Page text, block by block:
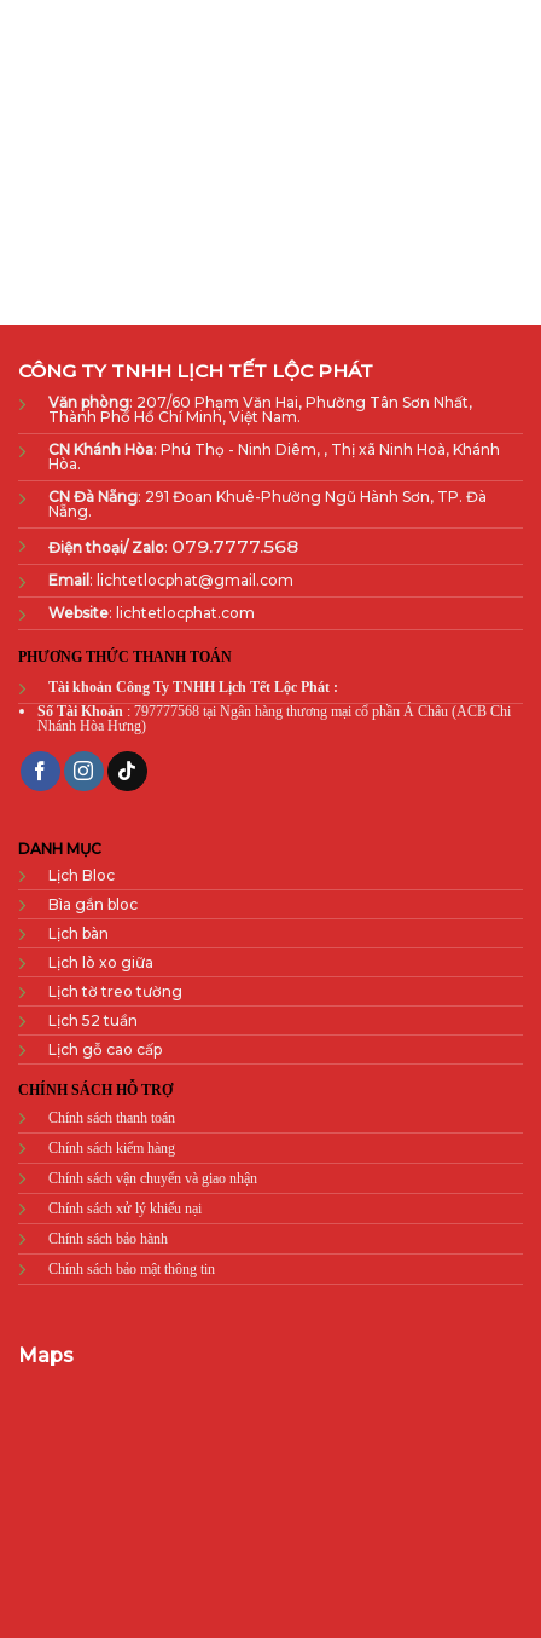
CÔNG TY TNHH LỊCH TẾT LỘC PHÁT
Văn phòng: 207/60 Phạm Văn Hai, Phường Tân Sơn Nhất,
Thành Phố Hồ Chí Minh, Việt Nam.
CN Khánh Hòa: Phú Thọ - Ninh Diêm, , Thị xã Ninh Hoà, Khánh
Hòa.
CN Đà Nẵng: 291 Đoan Khuê-Phường Ngũ Hành Sơn, TP. Đà
Nẵng.
Điện thoại/ Zalo: 079.7777.568
Email : lichtetlocphat@gmail.com
Website: lichtetlocphat.com
PHƯƠNG THỨC THANH TOÁN
Tài khoản Công Ty TNHH Lịch Tết Lộc Phát :
Số Tài Khoản : 797777568 tại Ngân hàng thương mại cổ phần Á Châu (ACB Chi
Nhánh Hòa Hưng)
DANH MỤC
Lịch Bloc
Bìa gắn bloc
Lịch bàn
Lịch lò xo giữa
Lịch tờ treo tường
Lịch 52 tuần
Lịch gỗ cao cấp
CHÍNH SÁCH HỖ TRỢ
Chính sách thanh toán
Chính sách kiểm hàng
Chính sách vận chuyển và giao nhận
Chính sách xử lý khiếu nại
Chính sách bảo hành
Chính sách bảo mật thông tin
Maps